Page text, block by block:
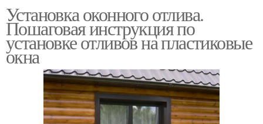
Установка оконного отлива.
Пошаговая инструкция по
установке отливов на пластиковые
окна